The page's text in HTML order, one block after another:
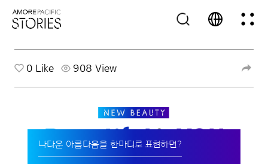
0 Like 908 View
나다운 아름다움을 한마디로 표현하면?